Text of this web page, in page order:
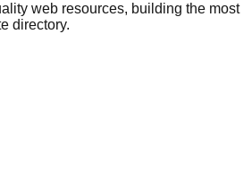
web resources, building the most
directory.